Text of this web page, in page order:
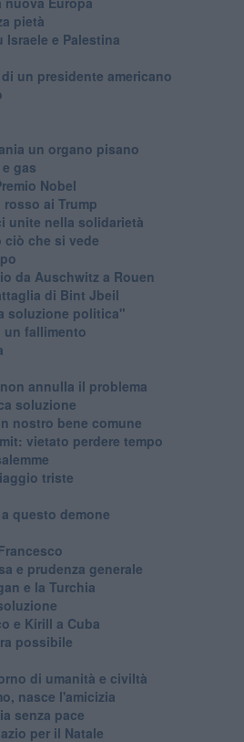
pietà
e Palestina
un presidente americano
un organo pisano
gas
Nobel
ai Trump
unite nella solidarietà
ciò che si vede
da Auschwitz a Rouen
di Bint Jbeil
soluzione politica"
fallimento
annulla il problema
soluzione
nostro bene comune
vietato perdere tempo
triste
questo demone
e prudenza generale
e la Turchia
e Kirill a Cuba
possibile
di umanità e civiltà
nasce l'amicizia
senza pace
per il Natale